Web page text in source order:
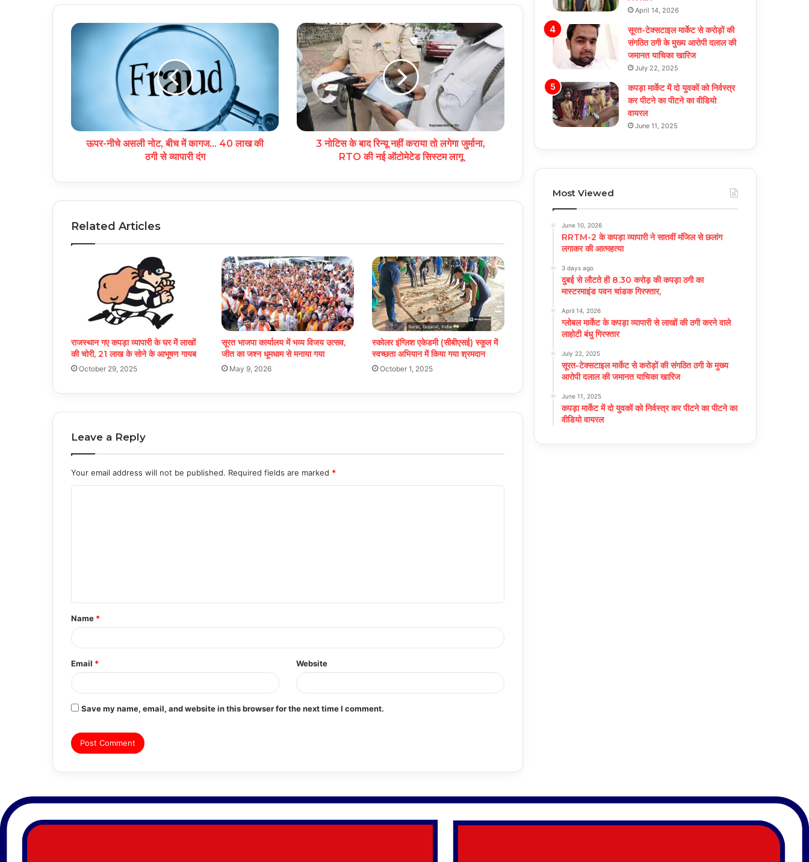
ऊपर-नीचे असली नोट, बीच में कागज… 40 लाख की
ठगी से व्यापारी दंग
3 नोटिस के बाद रिन्यू नहीं कराया तो लगेगा जुर्माना,
RTO की नई ऑटोमेटेड सिस्टम लागू
Related Articles
राजस्थान गए कपड़ा व्यापारी के घर में लाखों
की चोरी, 21 लाख के सोने के आभूषण गायब
October 29, 2025
सूरत भाजपा कार्यालय में भव्य विजय उत्सव,
जीत का जश्न धूमधाम से मनाया गया
May 9, 2026
स्कोलर इंग्लिश एकेडमी (सीबीएसई) स्कूल में
स्वच्छता अभियान में किया गया श्रमदान
October 1, 2025
Leave a Reply
Your email address will not be published. Required fields are marked *
t
*
Name *
Email * Website
Save my name, email, and website in this browser for the next time I comment.
April 14, 2026
सूरत-टेक्सटाइल मार्केट से करोड़ों की
संगठित ठगी के मुख्य आरोपी दलाल की
जमानत याचिका खारिज
July 22, 2025
कपड़ा मार्केट में दो युवकों को निर्वस्त्र
कर पीटने का पीटने का वीडियो
वायरल
June 11, 2025
Most Viewed
June 10, 2026
RRTM-2 के कपड़ा व्यापारी ने सातवीं मंजिल से छलांग
लगाकर की आत्महत्या
3 days ago
दुबई से लौटते ही 8.30 करोड़ की कपड़ा ठगी का
मास्टरमाइंड पवन चांडक गिरफ्तार,
April 14, 2026
ग्लोबल मार्केट के कपड़ा व्यापारी से लाखों की ठगी करने वाले
लाहोटी बंधु गिरफ्तार
July 22, 2025
सूरत-टेक्सटाइल मार्केट से करोड़ों की संगठित ठगी के मुख्य
आरोपी दलाल की जमानत याचिका खारिज
June 11, 2025
कपड़ा मार्केट में दो युवकों को निर्वस्त्र कर पीटने का पीटने का
वीडियो वायरल